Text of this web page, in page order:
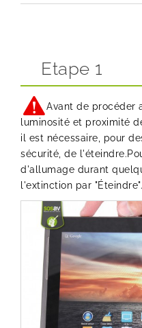
Etape 1
Avant de procéder
luminosité et proximité
il est nécessaire, pour
sécurité, de
d'allumage durant
l'extinction par "Éteindre".